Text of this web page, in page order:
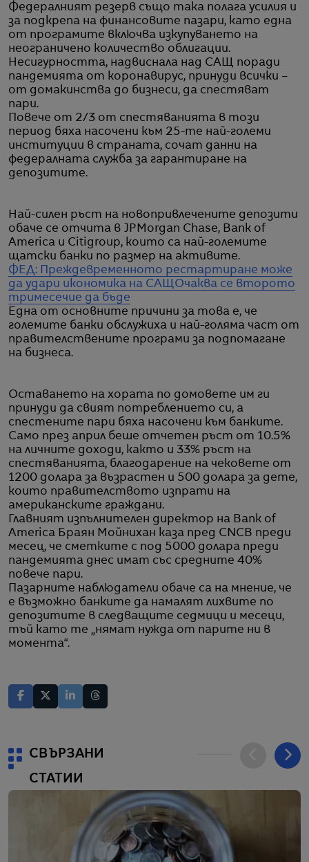
Федералният резерв също така полага усилия и
за подкрепа на финансовите пазари, като една
от програмите включва изкупуването на
неограничено количество облигации.
Несигурността, надвиснала над САЩ поради
пандемията от коронавирус, принуди всички –
от домакинства до бизнеси, да спестяват
пари.
Повече от 2/3 от спестяванията в този
период бяха насочени към 25-те най-големи
институции в страната, сочат данни на
федералната служба за гарантиране на
депозитите.
Най-силен ръст на новопривлечените депозити
обаче се отчита в JPMorgan Chase, Bank of
America и Citigroup, които са най-големите
щатски банки по размер на активите.
ФЕД: Преждевременното рестартиране може
да удари икономика на САЩОчаква се второто
тримесечие да бъде
Една от основните причини за това е, че
големите банки обслужиха и най-голяма част от
правителствените програми за подпомагане
на бизнеса.
Оставането на хората по домовете им ги
принуди да свият потреблението си, а
спестените пари бяха насочени към банките.
Само през април беше отчетен ръст от 10.5%
на личните доходи, както и 33% ръст на
спестяванията, благодарение на чековете от
1200 долара за възрастен и 500 долара за дете,
които правителството изпрати на
американските граждани.
Главният изпълнителен директор на Bank of
America Браян Мойнихан каза пред CNCB преди
месец, че сметките с под 5000 долара преди
пандемията днес имат със средните 40%
повече пари.
Пазарните наблюдатели обаче са на мнение, че
е възможно банките да намалят лихвите по
депозитите в следващите седмици и месеци,
тъй като те „нямат нужда от парите ни в
момента“.
СВЪРЗАНИ
СТАТИИ